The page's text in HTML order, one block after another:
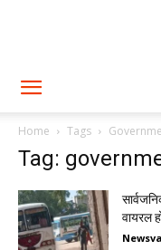
Home Tags
Tag:
वायरल